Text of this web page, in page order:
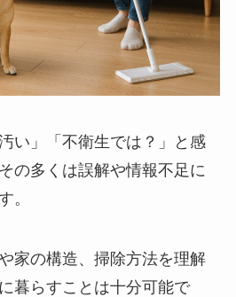
い」「不衛生では？」と感
の多くは誤解や情報不足に
。
家の構造、掃除方法を理解
暮らすことは十分可能で